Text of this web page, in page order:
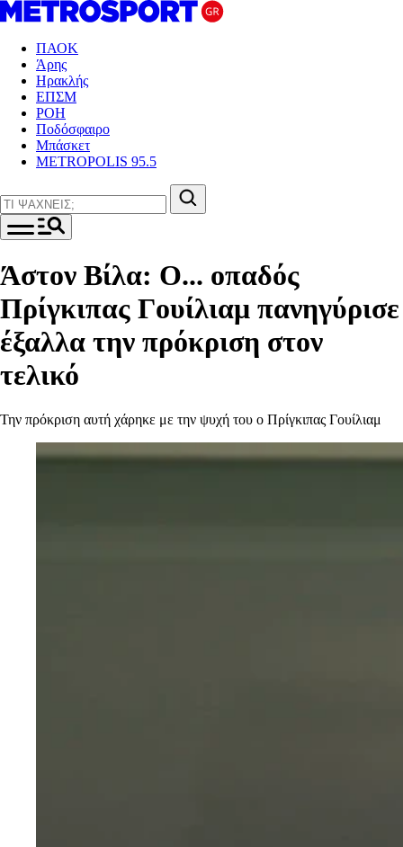
ΠΑΟΚ
Άρης
Ηρακλής
ΕΠΣΜ
ΡΟΗ
Ποδόσφαιρο
Μπάσκετ
METROPOLIS 95.5
Άστον Βίλα: Ο... οπαδός
Πρίγκιπας Γουίλιαμ πανηγύρισε
έξαλλα την πρόκριση στον
τελικό
Την πρόκριση αυτή χάρηκε με την ψυχή του ο Πρίγκιπας Γουίλιαμ